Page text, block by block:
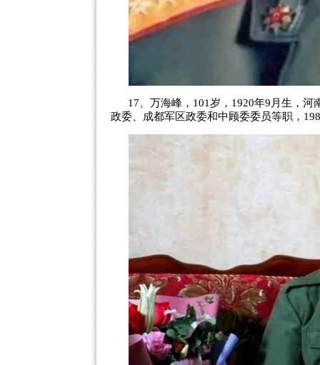
17、万海峰，101岁，1920年9月生，
政委、成都军区政委和中顾委委员等职，